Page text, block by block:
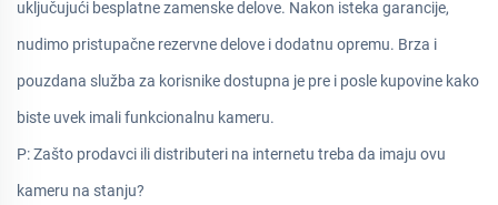
uključujući besplatne zamenske delove. Nakon isteka garancije,
nudimo pristupačne rezervne delove i dodatnu opremu. Brza i
pouzdana služba za korisnike dostupna je pre i posle kupovine kako
biste uvek imali funkcionalnu kameru.
P: Zašto prodavci ili distributeri na internetu treba da imaju ovu
kameru na stanju?